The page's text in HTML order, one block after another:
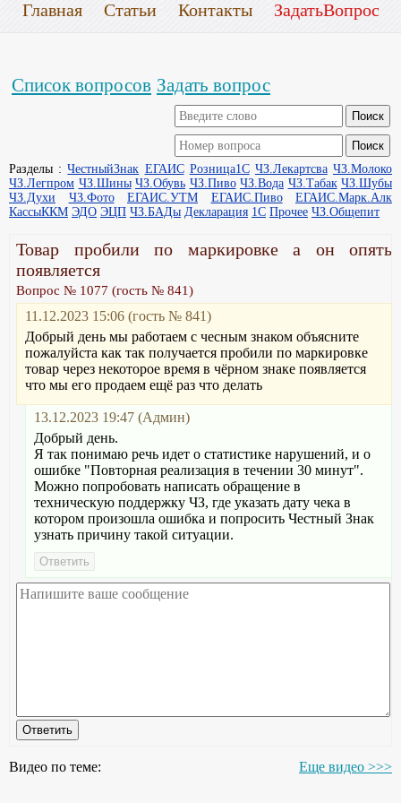
Главная Статьи Контакты ЗадатьВопрос
Список вопросов Задать вопрос
Разделы :ЧестныйЗнак ЕГАИС Розница1С ЧЗ.Лекартсва ЧЗ.Молоко
ЧЗ.Легпром ЧЗ.Шины ЧЗ.Обувь ЧЗ.Пиво ЧЗ.Вода ЧЗ.Табак ЧЗ.Шубы
ЧЗ.Духи
ЧЗ.Фото ЕГАИС.УТМ ЕГАИС.Пиво
ЕГАИС.Марк.Алк
КассыККМ ЭДО ЭЦП ЧЗ.БАДы Декларация 1С Прочее ЧЗ.Общепит
Товар пробили по маркировке а он опять
появляется
Вопрос № 1077 (гость № 841)
11.12.2023 15:06 (гость № 841)
Добрый день мы работаем с чесным знаком объясните
пожалуйста как так получается пробили по маркировке
товар через некоторое время в чёрном знаке появляется
что мы его продаем ещё раз что делать
13.12.2023 19:47 (Админ)
Добрый день.
Я так понимаю речь идет о статистике нарушений, и о
ошибке "Повторная реализация в течении 30 минут".
Можно попробовать написать обращение в
техническую поддержку ЧЗ, где указать дату чека в
котором произошла ошибка и попросить Честный Знак
узнать причину такой ситуации.
Видео по теме: Еще видео >>>